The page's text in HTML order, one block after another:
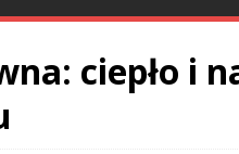
ciepło i